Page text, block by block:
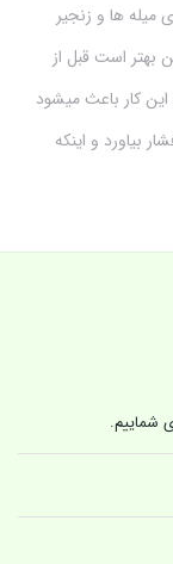
میله ها و زنجیر
بهتر است قبل از
این کار باعث میشود
بیاورد و اینکه